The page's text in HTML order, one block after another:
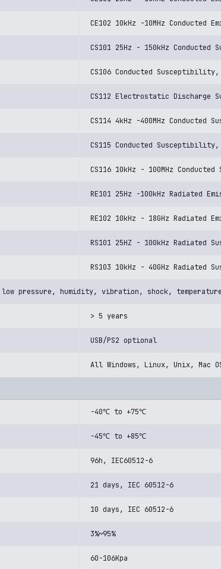
CE102 10kHz -10MHz
CS101 25Hz - 150kHz
CS106 Conducted
CS112 Electrostatic Discharge
CS114 4kHz -400MHz
CS115 Conducted
CS116 10kHz - 100MHz
RE101 25Hz -100kHz Radiated
RE102 10kHz - 18GHz Radiated
RS101 25HZ - 100kHz
RS103 10kHz - 40GHz
low pressure, humidity, vibration, shock,
> 5 years
USB/PS2 optional
All Windows, Linux, Unix, Mac
-40℃ to +75℃
-45℃ to +85℃
96h, IEC60512-6
21 days, IEC 60512-6
10 days, IEC 60512-6
3%~95%
60-106Kpa